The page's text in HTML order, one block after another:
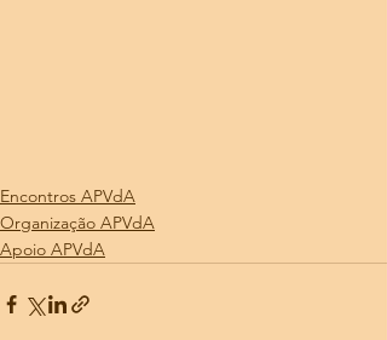
Encontros APVdA
Organização APVdA
Apoio APVdA